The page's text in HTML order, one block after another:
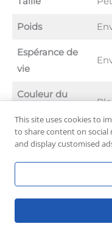
Poids
Espérance de
vie
Couleur du
Type de pelage
Tempérament
Niveau
This site uses cookies to
to share content on
and display customised